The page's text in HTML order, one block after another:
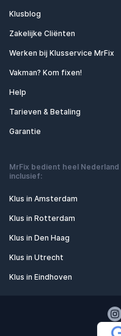
Klusblog
Zakelijke Cliënten
Werken bij Klusservice MrFix
Vakman? Kom fixen!
Help
Tarieven & Betaling
Garantie
MrFix bedient heel Nederland
inclusief:
Klus in Amsterdam
Klus in Rotterdam
Klus in Den Haag
Klus in Utrecht
Klus in Eindhoven